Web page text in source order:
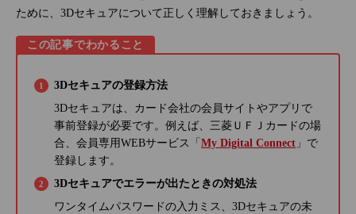
ために、3Dセキュアについて正しく理解しておきましょう。
この記事でわかること
3Dセキュアの登録方法
3Dセキュアは、カード会社の会員サイトやアプリで
事前登録が必要です。例えば、三菱ＵＦＪカードの場
合、会員専用WEBサービス「My Digital Connect 」で
登録します。
3Dセキュアでエラーが出たときの対処法
ワンタイムパスワードの入力ミス、3Dセキュアの未